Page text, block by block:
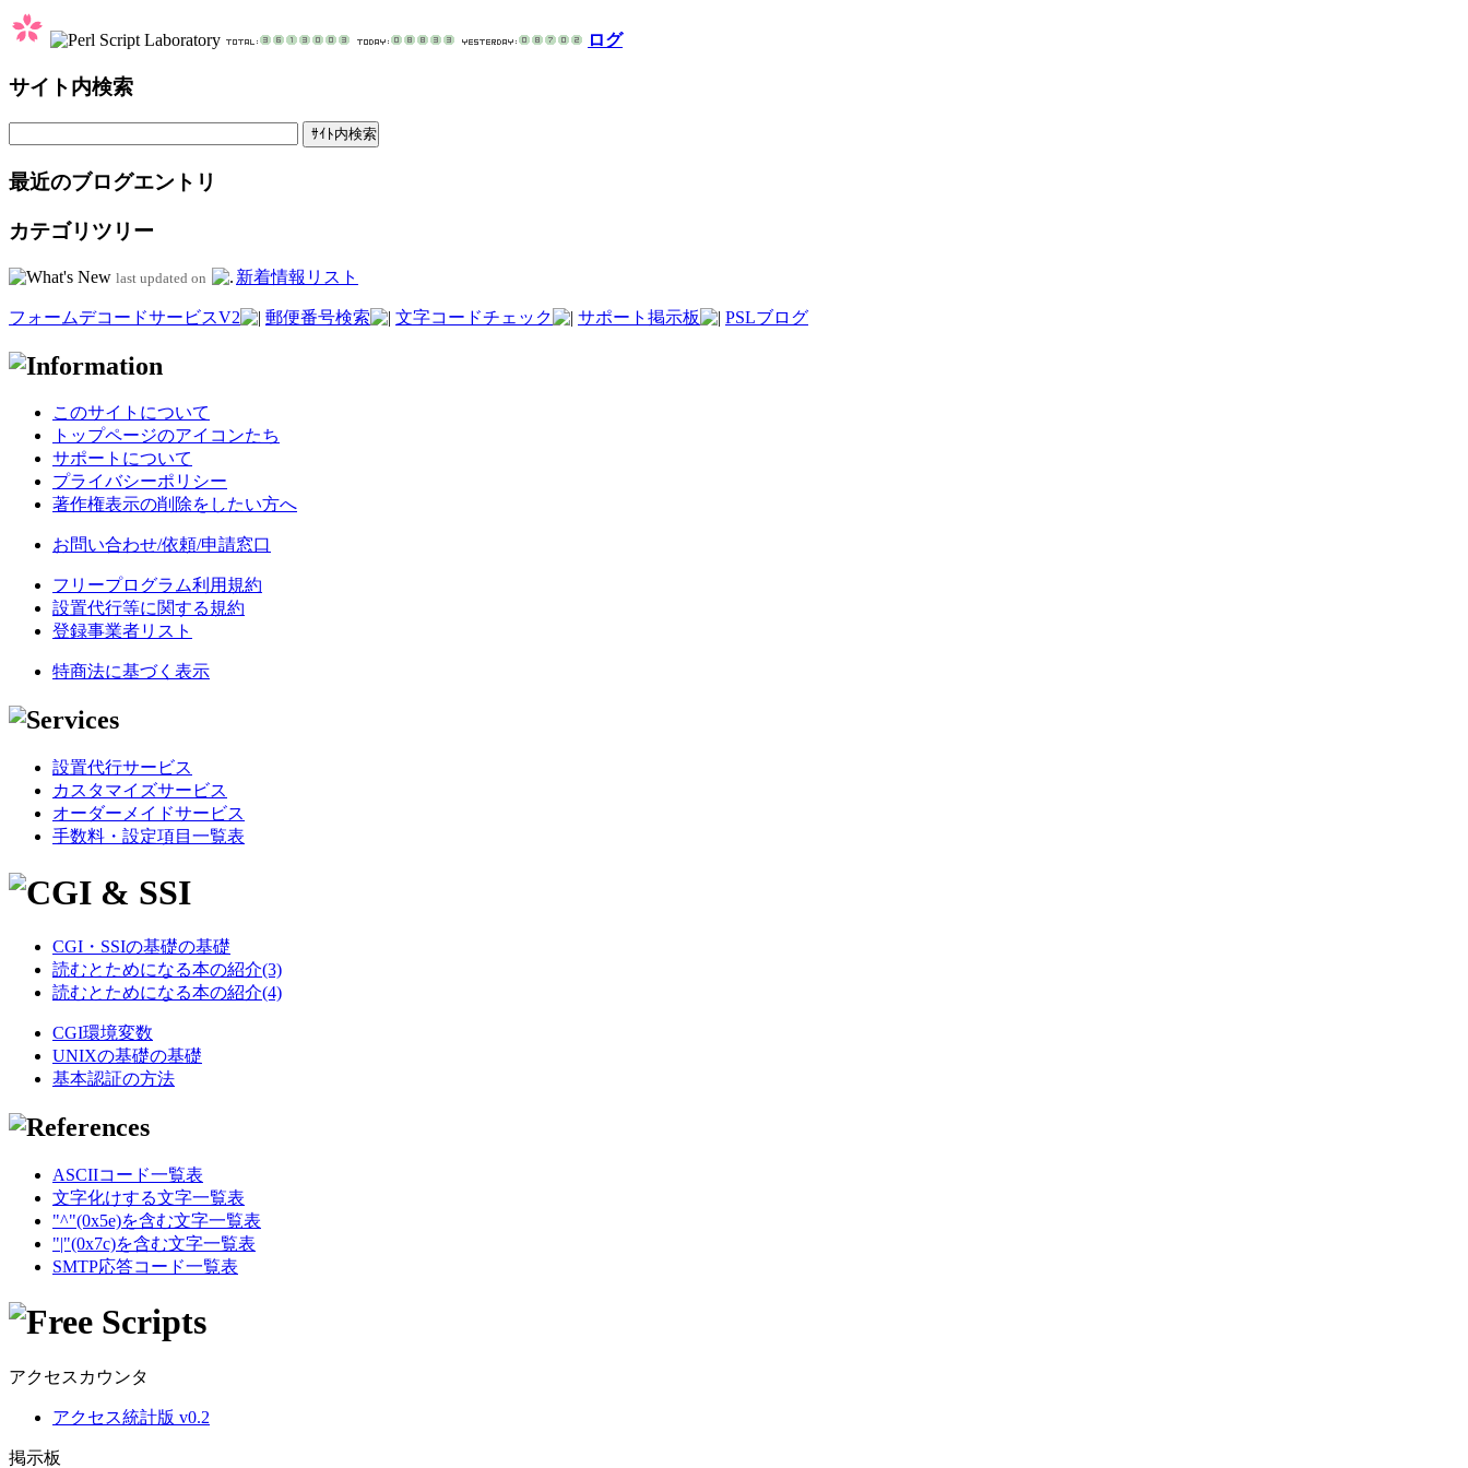
ログ
サイト内検索
最近のブログエントリ
カテゴリツリー
last updated on 新着情報リスト
フォームデコードサービスV2 郵便番号検索 文字コードチェック サポート掲示板 PSLブログ
このサイトについて
トップページのアイコンたち
サポートについて
プライバシーポリシー
著作権表示の削除をしたい方へ
お問い合わせ/依頼/申請窓口
フリープログラム利用規約
設置代行等に関する規約
登録事業者リスト
特商法に基づく表示
設置代行サービス
カスタマイズサービス
オーダーメイドサービス
手数料・設定項目一覧表
CGI・SSIの基礎の基礎
読むとためになる本の紹介(3)
読むとためになる本の紹介(4)
CGI環境変数
UNIXの基礎の基礎
基本認証の方法
ASCIIコード一覧表
文字化けする文字一覧表
"^"(0x5e)を含む文字一覧表
"|"(0x7c)を含む文字一覧表
SMTP応答コード一覧表
アクセスカウンタ
アクセス統計版 v0.2
掲示板